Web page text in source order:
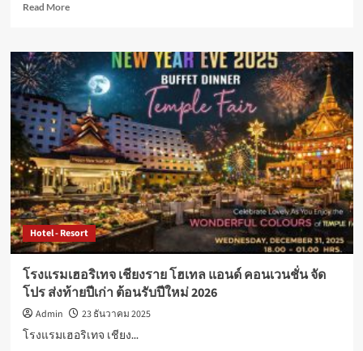
Read MoreRead
โรงแรม
เฮอ
ริ
เทจ
เชียงราย
โฮ
เทล
แอนด์
คอน
เวน
ชั่น
จัด
โปร
แรง
ท้าย
ปี
เก่า
ต้อนรับ
ปี
Hotel - Resort
โรงแรมเฮอริเทจ เชียงราย โฮเทล แอนด์ คอนเวนชั่น จัด
โปร ส่งท้ายปีเก่า ต้อนรับปีใหม่ 2026
Admin
23 ธันวาคม 2025
โรงแรมเฮอริเทจ เชียง...